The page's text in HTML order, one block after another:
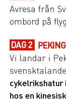
Avresa från
ombord på
DAG 2 PEKING
Vi landar i
cykelrikshatur
hos en